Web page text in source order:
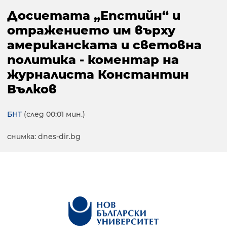
Досиетата „Епстийн“ и
отражението им върху
американската и световна
политика - коментар на
журналиста Константин
Вълков
БНТ(след 00:01 мин.)
снимка: dnes-dir.bg